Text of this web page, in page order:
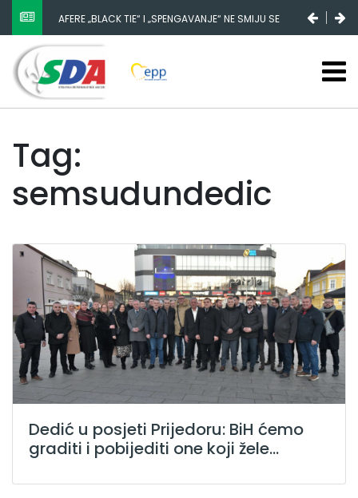
AFERE „BLACK TIE“ I „SPENGAVANJE“ NE SMIJU SE
ZATAŠKATI
Tag:
semsudundedic
Dedić u posjeti Prijedoru: BiH ćemo
graditi i pobijediti one koji žele...